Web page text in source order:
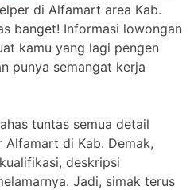
di Alfamart area Kab.
banget! Informasi lowongan
kamu yang lagi pengen
punya semangat kerja
tuntas semua detail
di Kab. Demak,
deskripsi
Jadi, simak terus